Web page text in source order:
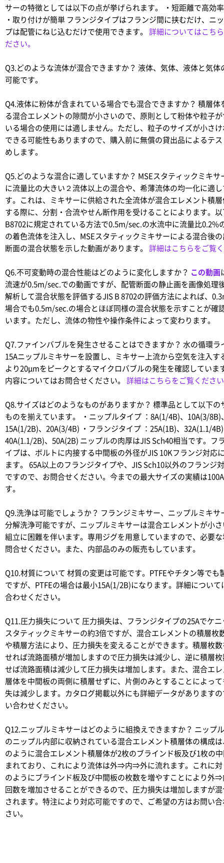
サーの特徴としては以下の点が挙げられます。 ・短距離で高効
・取り付けが簡単 フランジタイプはフランジ間に挟むだけ、ニ
プは配管にねじ込むだけで使用できます。 詳細についてはこち
ださい。
Q3.どのような流体が混合できますか？ 液体、気体、液体と気体
可能です。
Q4.液体に粉体が含まれている場合でも混合できますか？ 積層体
る混合エレメントの隙間が小さいので、原則として粉体や粒子
いる場合の使用には適しません。ただし、粒子のサイズが小さ
できる可能性もありますので、購入前に無償の貸出品によるテ
めします。
Q5.どのような混合に適していますか？ MSEスタティックミキサ
に流量比の大きい２流体以上の混合や、希薄流体の均一化に適
す。これは、ミキサーに供給された全流体が混合エレメント積
する際に、分割・合流やせん断作用を受けることによります。以
B8702に規定されている方法で0.5m/sec.の水流中に流量比0.2%
の着色流体を注入し、MSEスタティックミキサーによる混合後
断面の混合状態を示した動画があります。 詳細はこちらをご覧
Q6.不可変動時の混合性能はどのように変化しますか？ この動画
流速が0.5m/sec.での動画ですが、配管断面の静止画を画像処理
解析して混合状態を評価するJIS B 8702の評価方法によれば、
場合でも0.5m/sec.の場合とほぼ同様の混合状態を示すことが確
います。ただし、流体の物性や操作条件によって変わります。
Q7.ファインバブルを発生させることはできますか？ 水の循環ラ
15Aニップルミキサーを設置し、ミキサー上流から空気を注入す
より20μmをピークとするマイクロバブルの発生を確認していま
内容についてはお問合せください。 詳細はこちらをご覧くださ
Q8.サイズはどのようなものがありますか？ 標準品として以下の
ものを揃えています。 ・ニップルタイプ ：8A(1/4B)、10A(3/8B)
15A(1/2B)、20A(3/4B) ・フランジタイプ ：25A(1B)、32A(1.1/
40A(1.1/2B)、50A(2B) ニップルの肉厚はJIS Sch40相当です。フ
イプは、ボルトに内接する中間板の外径がJIS 10Kフランジ対応
ます。 65A以上のフランジタイプや、JIS Sch10以外のフランジ
ですので、お問合せください。今までの最大サイズの実績は
す。
Q9.洗浄は可能でしょうか？ フランジミキサー、ニップルミキサ
分解洗浄可能ですが、ニップルミキサーは混合エレメントが小
組立に困難を伴います。専用ジグを用意していますので、必要
問合せください。また、内部品のみの販売もしています。
Q10.材質について 材質の変更は可能です。PTFEやチタン等でも
ですが、PTFEの場合は最小15A(1/2B)になります。詳細について
合わせください。
Q11.圧力損失について 圧力損失は、フランジタイプの25Aでケニ
スタティックミキサーの約3倍ですが、混合エレメントの積層枚
や積層方法により、圧力損失を変えることができます。積層枚
せれば流路面積が増加しますので圧力損失は減少し、逆に積層
せば流路面積は減少して圧力損失は増加します。また、混合エ
層体を中間板の両側に積層せずに、片側のみとすることによっ
失は減少します。カタログ掲載以外にも詳細データがあります
い合わせください。
Q12.ニップルミキサーはどのように組換えできますか？ ニップ
のニップル内部に収納されている混合エレメント積層体の構成
のように混合エレメント積層体が2枚のブラインド板及び1枚の
まれており、これにより流体は外⇒内⇒外に流れます。これに対
のようにブラインド板及び中間板の枚数を増やすことにより外
回数を増加させることができるので、圧力損失は増加しますが
されます。特注により対応可能ですので、ご希望の方はお問い
さい。